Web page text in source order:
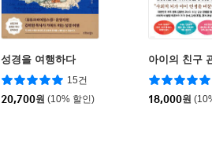
성경을 여행하다
15건
20,700원 (10% 할인)
아이의 친구
18,000원